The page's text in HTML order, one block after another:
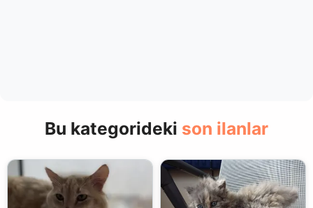
Bu kategorideki son ilanlar